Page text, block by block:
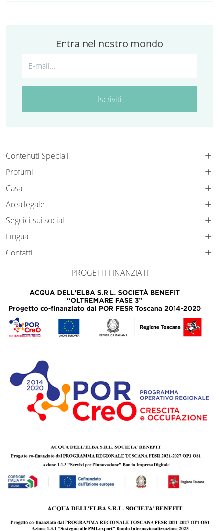
Entra nel nostro mondo
Iscriviti
Contenuti Speciali
Profumi
Casa
Area legale
Seguici sui social
Lingua
Contatti
PROGETTI FINANZIATI